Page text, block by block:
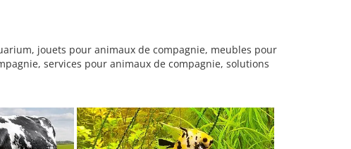
jouets pour animaux de compagnie, meubles pour
services pour animaux de compagnie, solutions